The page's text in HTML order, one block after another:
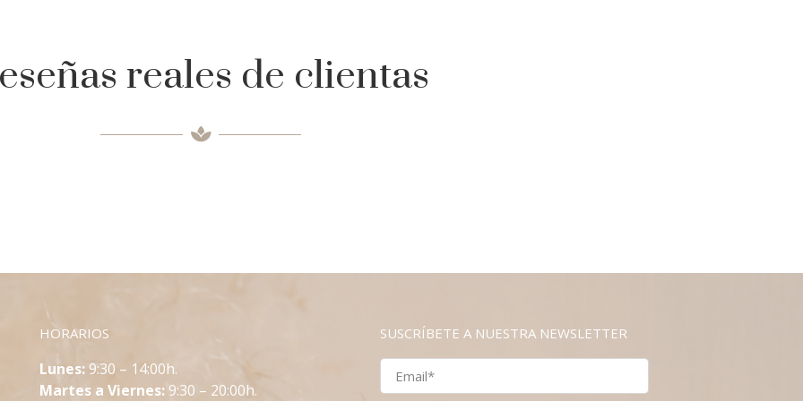
reales de clientas
HORARIOS
Lunes:9:30 – 14:00h.
Martes a Viernes:9:30 – 20:00h.
SUSCRÍBETE A NUESTRA NEWSLETTER